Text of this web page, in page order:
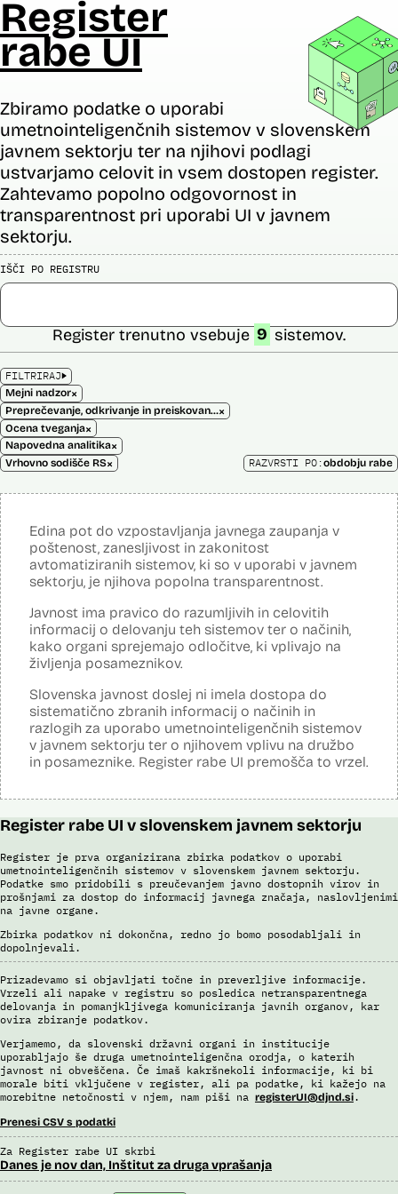
Register
rabe UI
Zbiramo podatke o uporabi
umetnointeligenčnih sistemov v slovenskem
javnem sektorju ter na njihovi podlagi
ustvarjamo celovit in vsem dostopen register.
Zahtevamo popolno odgovornost in
transparentnost pri uporabi UI v javnem
sektorju.
IŠČI PO REGISTRU
FILTRIRAJ
Mejni nadzor×
Preprečevanje, odkrivanje in preiskovanje kaznivih dejanj×
Ocena tveganja×
Napovedna analitika×
Vrhovno sodišče RS×
Register trenutno vsebuje 9 sistemov.
RAZVRSTI PO:obdobju rabe
Edina pot do vzpostavljanja javnega zaupanja v
poštenost, zanesljivost in zakonitost
avtomatiziranih sistemov, ki so v uporabi v javnem
sektorju, je njihova popolna transparentnost.
Javnost ima pravico do razumljivih in celovitih
informacij o delovanju teh sistemov ter o načinih,
kako organi sprejemajo odločitve, ki vplivajo na
življenja posameznikov.
Slovenska javnost doslej ni imela dostopa do
sistematično zbranih informacij o načinih in
razlogih za uporabo umetnointeligenčnih sistemov
v javnem sektorju ter o njihovem vplivu na družbo
in posameznike. Register rabe UI premošča to vrzel.
Register rabe UI v slovenskem javnem sektorju
Register je prva organizirana zbirka podatkov o uporabi
umetnointeligenčnih sistemov v slovenskem javnem sektorju.
Podatke smo pridobili s preučevanjem javno dostopnih virov in
prošnjami za dostop do informacij javnega značaja, naslovljenimi
na javne organe.
Zbirka podatkov ni dokončna, redno jo bomo posodabljali in
dopolnjevali.
Prizadevamo si objavljati točne in preverljive informacije.
Vrzeli ali napake v registru so posledica netransparentnega
delovanja in pomanjkljivega komuniciranja javnih organov, kar
ovira zbiranje podatkov.
Verjamemo, da slovenski državni organi in institucije
uporabljajo še druga umetnointeligenčna orodja, o katerih
javnost ni obveščena. Če imaš kakršnekoli informacije, ki bi
morale biti vključene v register, ali pa podatke, ki kažejo na
morebitne netočnosti v njem, nam piši na registerUI@djnd.si.
Prenesi CSV s podatki
Za Register rabe UI skrbi
Danes je nov dan, Inštitut za druga vprašanja